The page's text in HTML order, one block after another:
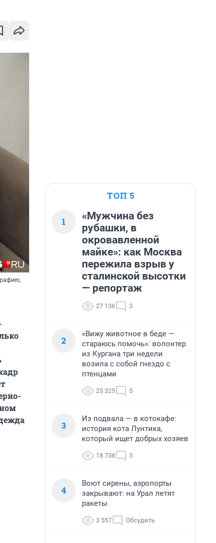
ТОП 5
1
«Мужчина без
рубашки, в
окровавленной
майке»: как Москва
пережила взрыв у
сталинской высотки
— репортаж
27 136 3
2
«Вижу животное в беде —
стараюсь помочь»: волонтер
из Кургана три недели
возила с собой гнездо с
птенцами
25 325 5
3
Из подвала — в котокафе:
история кота Лунтика,
который ищет добрых хозяев
18 738 3
4
Воют сирены, аэропорты
закрывают: на Урал летят
ракеты
3 557 Обсудить